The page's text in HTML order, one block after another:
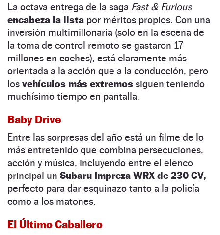
La octava entrega de la saga Fast & Furious
encabeza la lista por méritos propios. Con una
inversión multimillonaria (solo en la escena de
la toma de control remoto se gastaron 17
millones en coches), está claramente más
orientada a la acción que a la conducción, pero
los vehículos más extremos siguen teniendo
muchísimo tiempo en pantalla.
Baby Drive
Entre las sorpresas del año está un filme de lo
más entretenido que combina persecuciones,
acción y música, incluyendo entre el elenco
principal un Subaru Impreza WRX de 230 CV,
perfecto para dar esquinazo tanto a la policía
como a los matones.
El Último Caballero